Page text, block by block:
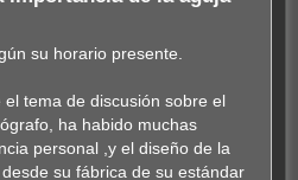
su horario presente.
tema de discusión sobre el
ha habido muchas
personal ,y el diseño de la
su fábrica de su estándar